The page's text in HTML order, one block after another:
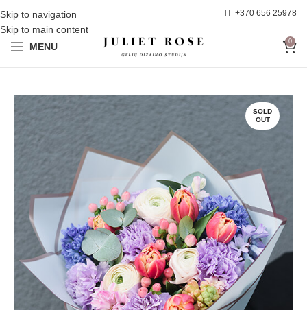
Skip to navigation
Skip to main content
+370 656 25978
MENU 0
SOLD
OUT